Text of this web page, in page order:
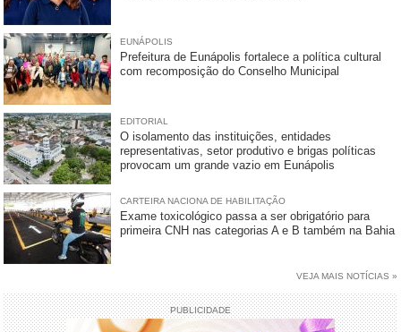
EUNÁPOLIS
Prefeitura de Eunápolis fortalece a política cultural
com recomposição do Conselho Municipal
EDITORIAL
O isolamento das instituições, entidades
representativas, setor produtivo e brigas políticas
provocam um grande vazio em Eunápolis
CARTEIRA NACIONA DE HABILITAÇÃO
Exame toxicológico passa a ser obrigatório para
primeira CNH nas categorias A e B também na Bahia
VEJA MAIS NOTÍCIAS »
PUBLICIDADE